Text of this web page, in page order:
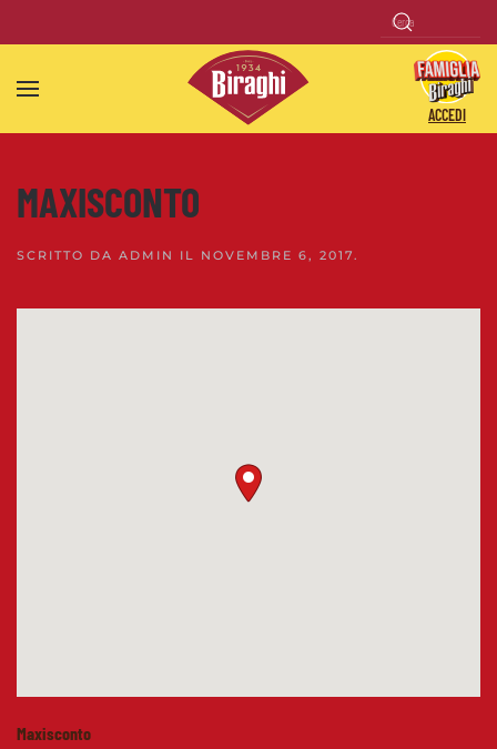
Skip to main content
ACCEDI
MAXISCONTO
SCRITTO DA ADMIN IL NOVEMBRE 6, 2017.
Maxisconto